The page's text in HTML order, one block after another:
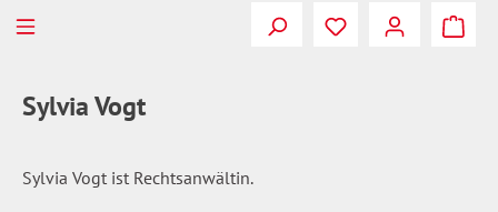
Du hast 0
Sylvia Vogt
Sylvia Vogt ist Rechtsanwältin.